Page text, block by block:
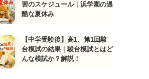
習のスケジュール｜浜学園の過
酷な夏休み
【中学受験後】高1、第1回駿
台模試の結果｜駿台模試とはど
んな模試か？解説！